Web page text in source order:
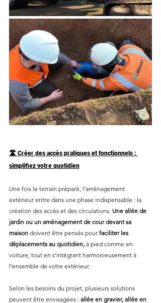
🛣️ Créer des accès pratiques et fonctionnels :
simplifiez votre quotidien
Une fois le terrain préparé, l’aménagement
extérieur entre dans une phase indispensable : la
création des accès et des circulations. Une allée de
jardin ou un aménagement de cour devant sa
maison doivent être pensés pour faciliter les
déplacements au quotidien, à pied comme en
voiture, tout en s’intégrant harmonieusement à
l’ensemble de votre extérieur.
Selon les besoins du projet, plusieurs solutions
peuvent être envisagées : allée en gravier, allée en